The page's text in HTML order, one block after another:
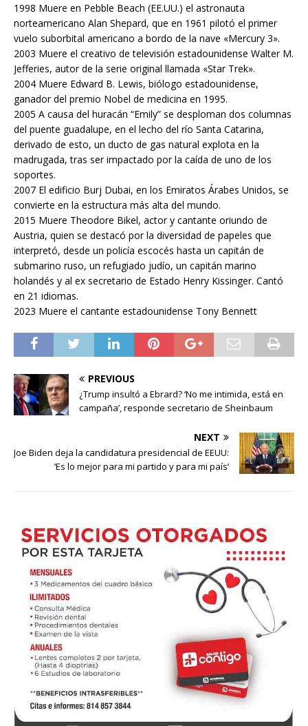
1998 Muere en Pebble Beach (EE.UU.) el astronauta
norteamericano Alan Shepard, que en 1961 pilotó el primer
vuelo suborbital americano a bordo de la nave «Mercury 3».
2003 Muere el creativo de televisión estadounidense Walter M.
Jefferies, autor de la serie original llamada «Star Trek».
2004 Muere Edward B. Lewis, biólogo estadounidense,
ganador del premio Nobel de medicina en 1995.
2005 A causa del huracán “Emily” se desploman dos columnas
del puente guadalupe, en el lecho del río Santa Catarina,
derivado de esto, un ducto de gas natural explota en la
madrugada, tras ser impactado por la caída de uno de los
soportes.
2007 El edificio Burj Dubai, en los Emiratos Árabes Unidos, se
convierte en la estructura más alta del mundo.
2015 Muere Theodore Bikel, actor y cantante oriundo de
Austria, quien se destacó por la diversidad de papeles que
interpretó, desde un policía escocés hasta un capitán de
submarino ruso, un refugiado judío, un capitán marino
holandés y al ex secretario de Estado Henry Kissinger. Cantó
en 21 idiomas.
2023 Muere el cantante estadounidense Tony Bennett
PREVIOUS
¿Trump insultó a Ebrard? ‘No me intimida, está en
campaña’, responde secretario de Sheinbaum
NEXT
Joe Biden deja la candidatura presidencial de EEUU:
‘Es lo mejor para mi partido y para mi país’